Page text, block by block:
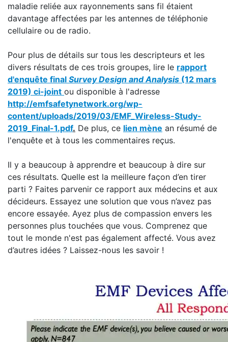
maladie reliée aux rayonnements sans fil étaient
davantage affectées par les antennes de téléphonie
cellulaire ou de radio.
Pour plus de détails sur tous les descripteurs et les
divers résultats de ces trois groupes, lire le rapport
d'enquête final Survey Design and Analysis (12 mars
2019) ci-joint ou disponible à l'adresse
http://emfsafetynetwork.org/wp-
content/uploads/2019/03/EMF_Wireless-Study-
2019_Final-1.pdf. De plus, ce lien mène an résumé de
l'enquête et à tous les commentaires reçus.
Il y a beaucoup à apprendre et beaucoup à dire sur
ces résultats. Quelle est la meilleure façon d’en tirer
parti ? Faites parvenir ce rapport aux médecins et aux
décideurs. Essayez une solution que vous n’avez pas
encore essayée. Ayez plus de compassion envers les
personnes plus touchées que vous. Comprenez que
tout le monde n'est pas également affecté. Vous avez
d’autres idées ? Laissez-nous les savoir !